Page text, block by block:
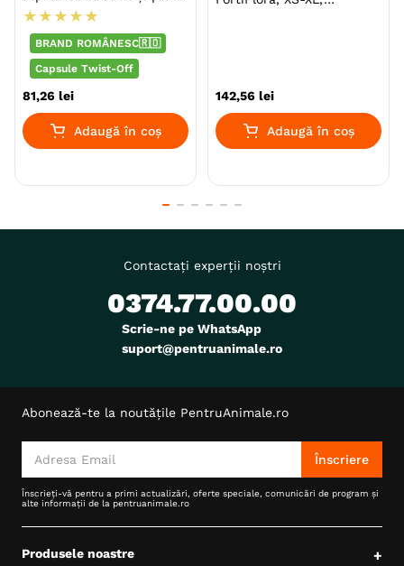
Pui, capsule
★ ★ ★ ★ ★
BRAND ROMÂNESC🇷🇴
Capsule Twist-Off
81,26 lei
Adaugă în coș
142,56 lei
Adaugă în coș
Contactați experții noștri
0374.77.00.00
Scrie-ne pe WhatsApp
suport@pentruanimale.ro
Abonează-te la noutățile PentruAnimale.ro
Înscriere
Înscrieți-vă pentru a primi actualizări, oferte speciale, comunicări de program și
alte informații de la pentruanimale.ro
Produsele noastre +